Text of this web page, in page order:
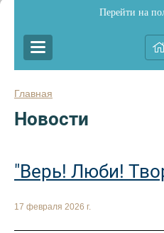
Перейти на
Главная
Новости
"Верь! Люби!
17 февраля 2026 г.